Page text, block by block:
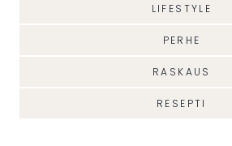
LIFESTYLE
PERHE
RASKAUS
RESEPTI